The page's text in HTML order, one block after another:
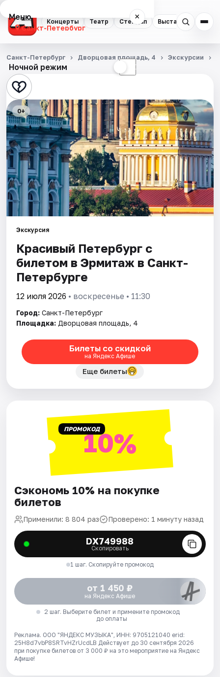
Концерты Театр Стендап Выставки
Меню ×
Санкт-Петербург
Концерты
Театр
Стендап
Выставки
Квесты
Экскурсии
Спорт
События
Города
Площадки
Артисты
Рейтинги
Ночной режим ☾
Санкт-Петербург Дворцовая площадь, 4 Экскурсии
0+
Экскурсия
Красивый Петербург с
билетом в Эрмитаж в Санкт-
Петербурге
12 июля 2026 • воскресенье • 11:30
Город: Санкт-Петербург
Площадка: Дворцовая площадь, 4
Билеты со скидкой
на Яндекс Афише
Еще билеты
ПРОМОКОД10%
Сэкономь 10% на покупке
билетов
Применили: 8 804 раз Проверено: 1 минуту назад
DX749988
Скопировать
1 шаг. Скопируйте промокод
от 1 450 ₽
на Яндекс Афише
2 шаг. Выберите билет и примените промокод
до оплаты
Реклама. ООО "ЯНДЕКС МУЗЫКА", ИНН: 9705121040 erid:
25H8d7vbP8SRTvHZrUcdLB Действует до 30 сентября 2026
при покупке билетов от 3 000 ₽ на это мероприятие на Яндекс
Афише!